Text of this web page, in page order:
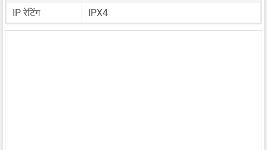
IP रेटिंग IPX4